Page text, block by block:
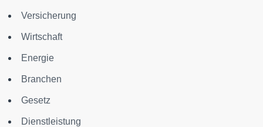
Versicherung
Wirtschaft
Energie
Branchen
Gesetz
Dienstleistung